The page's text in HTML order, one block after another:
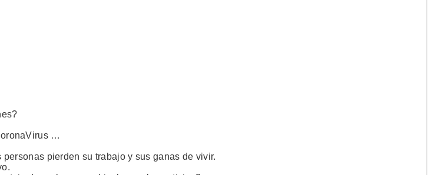
…
pierden su trabajo y sus ganas de vivir.